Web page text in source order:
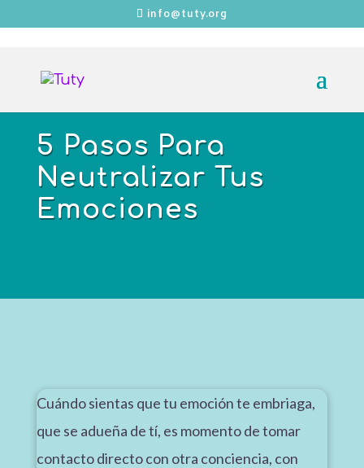
info@tuty.org
5 Pasos Para
Neutralizar Tus
Emociones
Cuándo sientas que tu emoción te embriaga,
que se adueña de tí, es momento de tomar
contacto directo con otra conciencia, con